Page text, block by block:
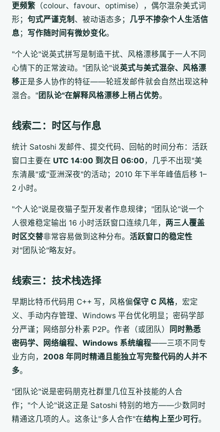
更频繁 （colour、favour、optimise），偶尔混杂美式词
形； 句式严谨克制 、被动语态多；
几乎不掺杂个人生活信
息； 写作随时间有微妙变化。
"个人论"说英式拼写是制造干扰、风格漂移属于一人不同
心情下的正常波动。"团队论"说英式与美式混杂、风格漂
移正是多人协作的特征——轮班发邮件就会自然出现这种
混合。"团队论"在解释风格漂移上稍占优势。
线索二：时区与作息
统计 Satoshi 发邮件、提交代码、回帖的时间分布：活跃
窗口主要在 UTC 14:00 到次日 06:00，几乎不出现"美
东清晨"或"亚洲深夜"的活动；2010 年下半年峰值后移 1–
2 小时。
"个人论"说是夜猫子型开发者作息规律；"团队论"说一个
人很难稳定输出 16 小时活跃窗口连续几年， 两三人覆盖
时区交替非常容易做到这种分布。 活跃窗口的稳定性
对"团队论"略友好。
线索三：技术栈选择
早期比特币代码用 C++ 写，风格偏保守 C 风格，宏定
义、手动内存管理、Windows 平台优化明显；密码学部
分严谨；网络部分朴素 P2P。作者（或团队）
同时熟悉
密码学、网络编程、Windows 系统编程——三项不同专
业方向， 2008 年同时精通且能独立写完整代码的人并不
多。
"团队论"说是密码朋克社群里几位互补技能的人合
作；"个人论"说这正是 Satoshi 特别的地方——少数同时
精通这几项的人。这条让"多人合作"在结构上至少可行。